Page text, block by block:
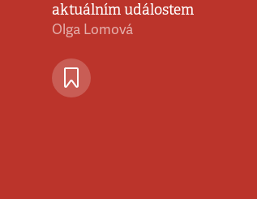
aktuálním událostem
Olga Lomová